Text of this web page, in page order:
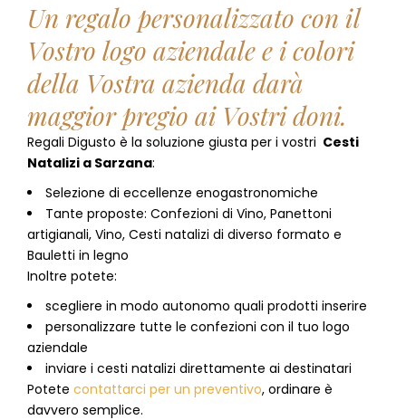
Un regalo personalizzato con il
Vostro logo aziendale e i colori
della Vostra azienda darà
maggior pregio ai Vostri doni.
Regali Digusto è la soluzione giusta per i vostri Cesti
Natalizi a Sarzana:
Selezione di eccellenze enogastronomiche
Tante proposte: Confezioni di Vino, Panettoni
artigianali, Vino, Cesti natalizi di diverso formato e
Bauletti in legno
Inoltre potete:
scegliere in modo autonomo quali prodotti inserire
personalizzare tutte le confezioni con il tuo logo
aziendale
inviare i cesti natalizi direttamente ai destinatari
Potete contattarci per un preventivo, ordinare è
davvero semplice.